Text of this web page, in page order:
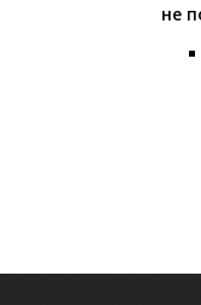
не